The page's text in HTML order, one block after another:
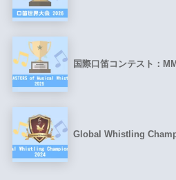
国際口笛コンテスト：
Global Whistling